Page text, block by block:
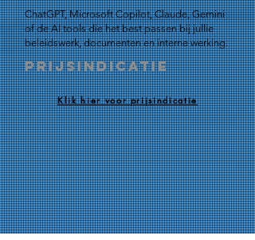
ChatGPT, Microsoft Copilot, Claude, Gemini
of de AI tools die het best passen bij jullie
beleidswerk, documenten en interne werking.
Prijsindicatie
Klik hier voor prijsindicatie